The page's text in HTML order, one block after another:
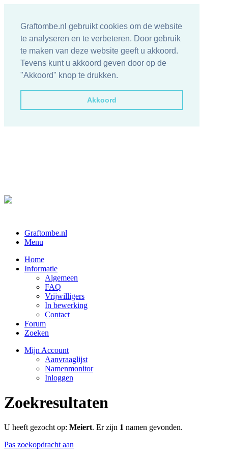
Graftombe.nl gebruikt cookies om de website
te analyseren en te verbeteren. Door gebruik
te maken van deze website geeft u akkoord.
Tevens kunt u akkoord geven door op de
"Akkoord" knop te drukken.
Akkoord
Graftombe.nl
Menu
Home
Informatie
Algemeen
FAQ
Vrijwilligers
In bewerking
Contact
Forum
Zoeken
Mijn Account
Aanvraaglijst
Namenmonitor
Inloggen
Zoekresultaten
U heeft gezocht op: Meiert. Er zijn 1 namen gevonden.
Pas zoekopdracht aan